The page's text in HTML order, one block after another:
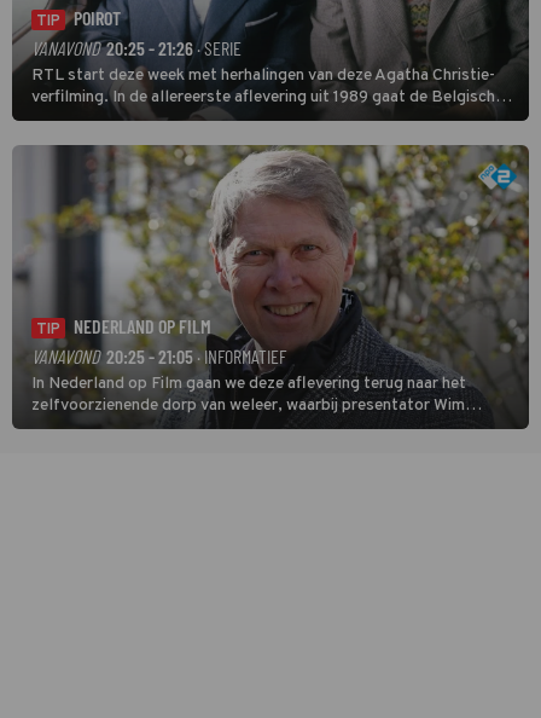
TIP
POIROT
VANAVOND 20:25 - 21:26 · SERIE
RTL start deze week met herhalingen van deze Agatha Christie-
verfilming. In de allereerste aflevering uit 1989 gaat de Belgische
speurder op zoek naar een vermiste kok. Poirot raakt al snel
verwikkeld in een moordzaak. (HH)
TIP
NEDERLAND OP FILM
VANAVOND 20:25 - 21:05· INFORMATIEF
In Nederland op Film gaan we deze aflevering terug naar het
zelfvoorzienende dorp van weleer, waarbij presentator Wim
Daniëls de kijkers meeneemt op reis door de tijd aan de hand van